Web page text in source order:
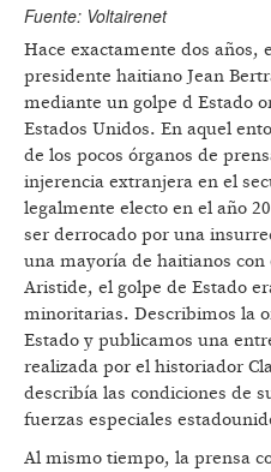
Fuente: Voltairenet
Hace exactamente dos años,
presidente haitiano Jean
mediante un golpe d Estado
Estados Unidos. En aquel
de los pocos órganos de
injerencia extranjera en el
legalmente electo en el año
ser derrocado por una
una mayoría de haitianos
Aristide, el golpe de Estado
minoritarias. Describimos la
Estado y publicamos una
realizada por el historiador
describía las condiciones de
fuerzas especiales
Al mismo tiempo, la prensa